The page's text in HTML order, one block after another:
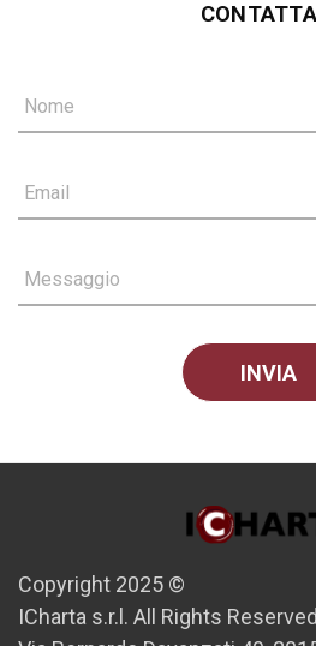
Nome
Email
Messaggio
Copyright 2025 ©
ICharta s.r.l. All Rights Reserved